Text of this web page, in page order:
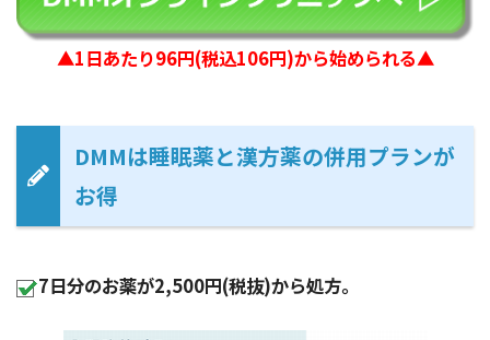
▲1日あたり96円(税込106円)から始められる▲
DMMは睡眠薬と漢方薬の併用プランが
お得
7日分のお薬が2,500円(税抜)から処方。